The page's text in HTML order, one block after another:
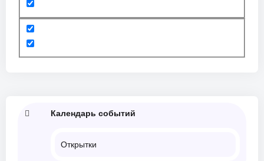
Календарь событий
Открытки